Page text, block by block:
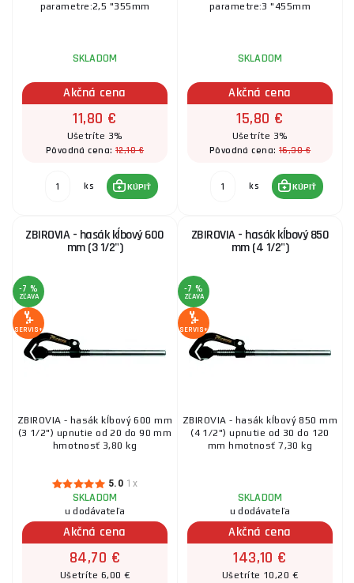
parametre:2,5 "355mm
SKLADOM
Akčná cena
11,80 €
Ušetríte 3%
Pôvodná cena:12,10 €
ks KÚPIŤ
parametre:3 "455mm
SKLADOM
Akčná cena
15,80 €
Ušetríte 3%
Pôvodná cena:16,30 €
ks KÚPIŤ
ZBIROVIA - hasák kĺbový 600
mm (3 1/2")
-7 %
ZĽAVA
SERVIS+
ZBIROVIA - hasák kĺbový 600 mm
(3 1/2") upnutie od 20 do 90 mm
hmotnosť 3,80 kg
5.0 1x
SKLADOM
u dodávateľa
Akčná cena
84,70 €
Ušetríte 6,00 €
ZBIROVIA - hasák kĺbový 850
mm (4 1/2")
-7 %
ZĽAVA
SERVIS+
ZBIROVIA - hasák kĺbový 850 mm
(4 1/2") upnutie od 30 do 120
mm hmotnosť 7,30 kg
SKLADOM
u dodávateľa
Akčná cena
143,10 €
Ušetríte 10,20 €